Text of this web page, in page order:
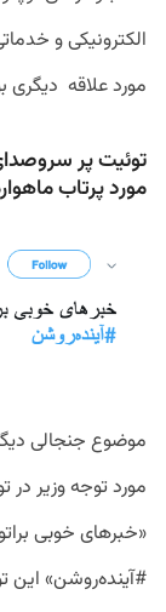
الکترونیکیو
موردعلاقه دیگری
توئیت پر
مورد پرتاب
موضوع جنجالی
مورد توجهوزیر در
«خبرهای خوبی
#آیندهروشن» این